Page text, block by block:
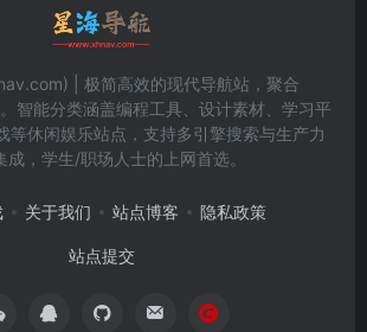
| 极简高效的现代导航站，聚合
智能分类涵盖编程工具、设计素材、学习平
等休闲娱乐站点，支持多引擎搜索与生产力
成，学生/职场人士的上网首选。
关于我们 站点博客 隐私政策
站点提交